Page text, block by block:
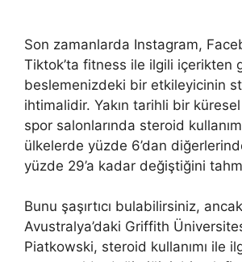
Son zamanlarda Instagram,
Tiktok’ta fitness ile ilgili içerikten
beslemenizdeki bir etkileyicinin
ihtimalidir. Yakın tarihli bir
spor salonlarında steroid
ülkelerde yüzde 6’dan
yüzde 29’a kadar değiştiğini
Bunu şaşırtıcı bulabilirsiniz, ancak
Avustralya’daki Griffith
Piatkowski, steroid kullanımı ile